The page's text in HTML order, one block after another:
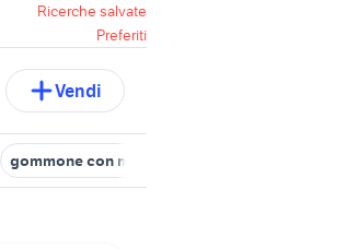
Ricerche salvate
Preferiti
Vendi
gommone con motore elettrico